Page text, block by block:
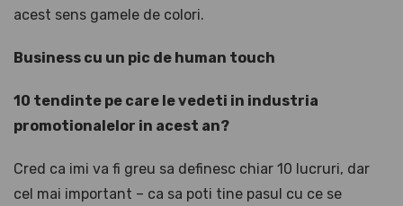
acest sens gamele de colori.
Business cu un pic de human touch
10 tendinte pe care le vedeti in industria
promotionalelor in acest an?
Cred ca imi va fi greu sa definesc chiar 10 lucruri, dar
cel mai important – ca sa poti tine pasul cu ce se